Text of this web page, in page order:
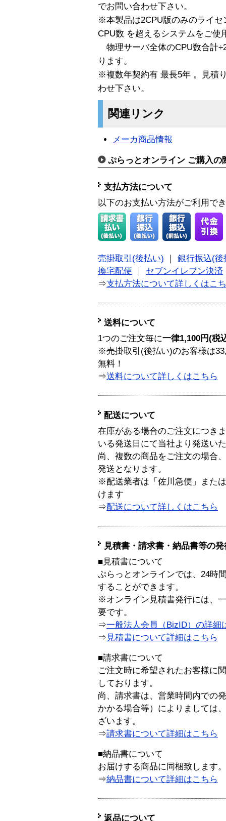
でお問い合わせ下さい。
※本製品は2CPU版のみのライ
CPU数 を超えるシステムをご使
物理サーバ全体のCPU数合計
ります。
※複数年契約有 最長5年 。見積
わせ下さい。
関連リンク
メーカ商品情報
ぷらっとオンライン ご購入の
支払方法について
以下のお支払い方法がご利用で
売掛取引(後払い)
銀行振込(後
換宅配便
セブンイレブン決済
⇒支払方法について詳しくはこ
送料について
1つのご注文毎に一律1,100円(税
※売掛取引(後払い)のお客様は
無料！
⇒送料について詳しくはこちら
配送について
在庫がある場合のご注文につき
いる発送日にて当社より発送い
尚、複数の商品をご注文の場合
発送となります。
※配送業者は「佐川急便」また
けます
⇒配送について詳しくはこちら
見積書・請求書・納品書等の
■見積書について
ぷらっとオンラインでは、24時
することができます。
※オンライン見積書発行には、
要です。
⇒一般法人会員（BizID）の詳細
⇒ 見積書について詳細はこちら
■請求書について
ご注文時に希望されたお客様に
しております。
尚、請求書は、営業時間内での
かかる場合等）によりましては
ざいます。
⇒請求書について詳細はこちら
■納品書について
お届けする商品に同梱致します。
⇒納品書について詳細はこちら
返品について